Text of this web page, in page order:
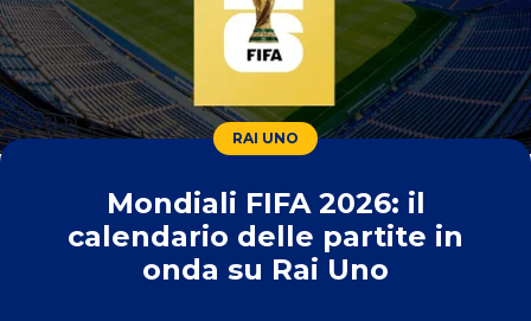
RAI UNO
Mondiali FIFA 2026: il
calendario delle partite in
onda su Rai Uno